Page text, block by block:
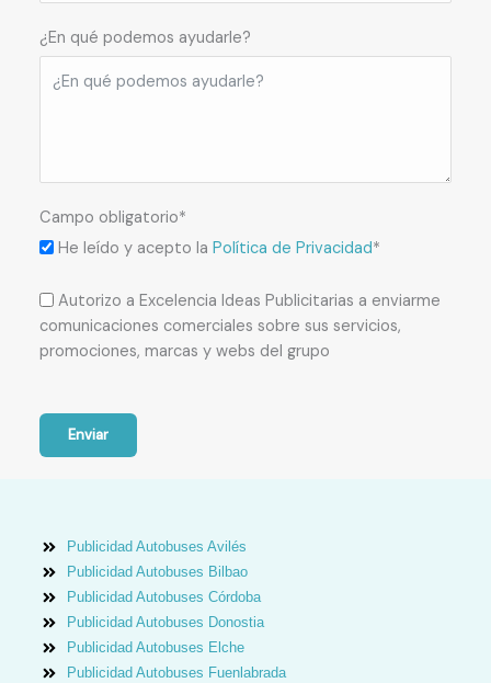
¿En qué podemos ayudarle?
Campo obligatorio*
He leído y acepto la Política de Privacidad*
Autorizo a Excelencia Ideas Publicitarias a enviarme
comunicaciones comerciales sobre sus servicios,
promociones, marcas y webs del grupo
Enviar
Publicidad Autobuses Avilés
Publicidad Autobuses Bilbao
Publicidad Autobuses Córdoba
Publicidad Autobuses Donostia
Publicidad Autobuses Elche
Publicidad Autobuses Fuenlabrada